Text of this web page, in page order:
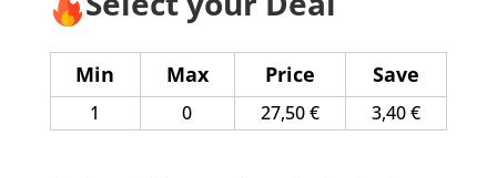
Min Max Price Save
1 0 27,50€ 3,40€